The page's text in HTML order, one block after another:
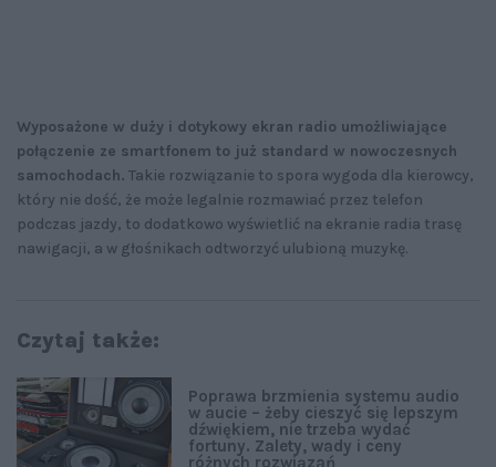
Wyposażone w duży i dotykowy ekran radio umożliwiające
połączenie ze smartfonem to już standard w nowoczesnych
samochodach. Takie rozwiązanie to spora wygoda dla kierowcy,
który nie dość, że może legalnie rozmawiać przez telefon
podczas jazdy, to dodatkowo wyświetlić na ekranie radia trasę
nawigacji, a w głośnikach odtworzyć ulubioną muzykę.
Czytaj także:
Poprawa brzmienia systemu audio
w aucie – żeby cieszyć się lepszym
dźwiękiem, nie trzeba wydać
fortuny. Zalety, wady i ceny